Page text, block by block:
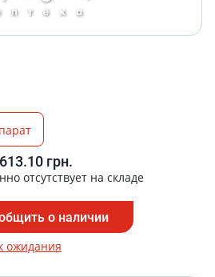
613.10 грн.
отсутствует на складе
о наличии
ожидания